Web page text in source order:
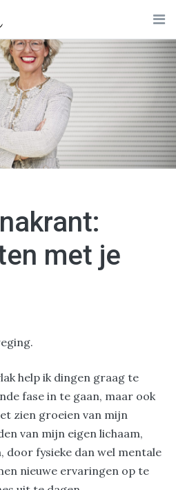
met je
help ik dingen graag te
fase in te gaan, maar ook
zien groeien van mijn
van mijn eigen lichaam,
door fysieke dan wel mentale
nieuwe ervaringen op te